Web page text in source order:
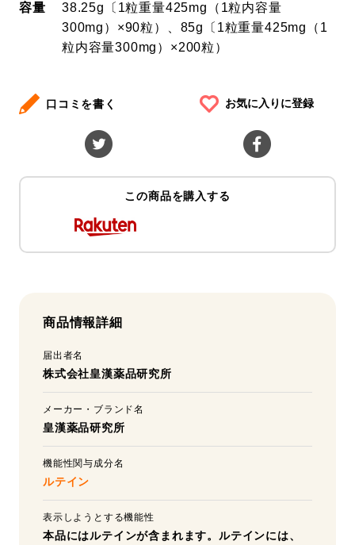
容量
38.25g〔1粒重量425mg（1粒内容量
300mg）×90粒）、85g〔1粒重量425mg（1
粒内容量300mg）×200粒）
口コミを書く お気に入りに登録
この商品を購入する
商品情報詳細
届出者名
株式会社皇漢薬品研究所
メーカー・ブランド名
皇漢薬品研究所
機能性関与成分名
ルテイン
表示しようとする機能性
本品にはルテインが含まれます。ルテインには、